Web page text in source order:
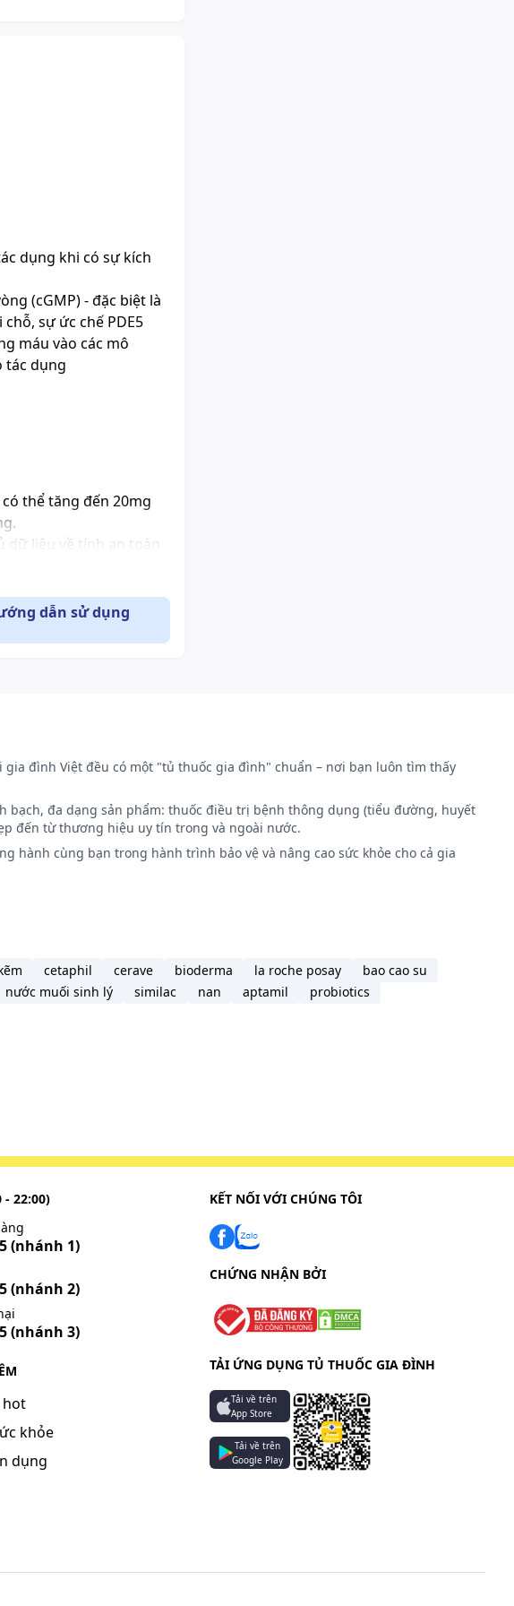
dụng khi có sự kích
(cGMP) - đặc biệt là
sự ức chế PDE5
máu vào các mô
tác dụng
thể tăng đến 20mg
dữ liệu về tính an toàn
ngày một lần. Không
liều khởi đầu 5 mg.
tadalafil quá 10 mg
người lao động
ngủ ảnh hưởng
để thuốc trong tủ
dẫn sử dụng
đình Việt đều có một "tủ thuốc gia đình" chuẩn – nơi bạn luôn tìm thấy
bạch, đa dạng sản phẩm: thuốc điều trị bệnh thông dụng (tiểu đường, huyết
đến từ thương hiệu uy tín trong và ngoài nước.
hành cùng bạn trong hành trình bảo vệ và nâng cao sức khỏe cho cả gia
cetaphil cerave bioderma la roche posay
bao cao su
nước muối sinh lý similac nan aptamil probiotics
- 22:00)
(nhánh 1)
(nhánh 2)
(nhánh 3)
hot
khỏe
dụng
KẾT NỐI VỚI CHÚNG TÔI
CHỨNG NHẬN BỞI
TẢI ỨNG DỤNG TỦ THUỐC GIA ĐÌNH
Tải về trên
App Store
Tải về trên
Google Play